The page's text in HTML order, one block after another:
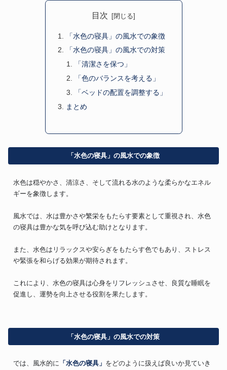
目次
「水色の寝具」の風水での象徴
「水色の寝具」の風水での対策
「清潔さを保つ」
「色のバランスを考える」
「ベッドの配置を調整する」
まとめ
「水色の寝具」の風水での象徴
水色は穏やかさ、清涼さ、そして流れる水のような柔らかなエネル
ギーを象徴します。
風水では、水は豊かさや繁栄をもたらす要素として重視され、水色
の寝具は豊かな気を呼び込む助けとなります。
また、水色はリラックスや安らぎをもたらす色でもあり、ストレス
や緊張を和らげる効果が期待されます。
これにより、水色の寝具は心身をリフレッシュさせ、良質な睡眠を
促進し、運勢を向上させる役割を果たします。
「水色の寝具」の風水での対策
では、風水的に 「水色の寝具」 をどのように扱えば良いか見ていき